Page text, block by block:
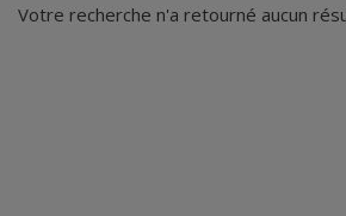
Votre recherche n'a retourné aucun